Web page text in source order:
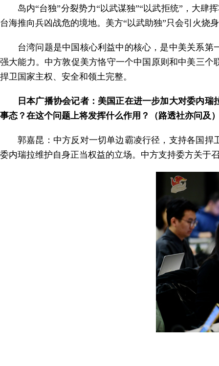
岛内“台独”分裂势力“以武谋独”“以武拒统”，大肆
台海推向兵凶战危的境地。美方“以武助独”只会引火烧
台湾问题是中国核心利益中的核心，是中美关系
强大能力。中方敦促美方恪守一个中国原则和中美三
捍卫国家主权、安全和领土完整。
日本广播协会记者：美国正在进一步加大对委内
事态？在这个问题上将发挥什么作用？（路透社亦问及
郭嘉昆：中方反对一切单边霸凌行径，支持各国
委内瑞拉维护自身正当权益的立场。中方支持委方关于